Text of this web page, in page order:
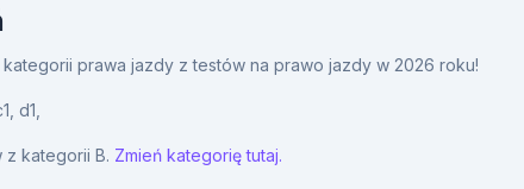
prawa jazdy z testów na prawo jazdy w 2026 roku!
d1,
kategorii B. Zmień kategorię tutaj.